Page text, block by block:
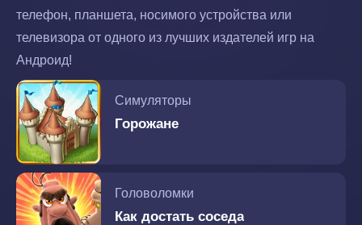
телефон, планшета, носимого устройства или
телевизора от одного из лучших издателей игр на
Андроид!
Симуляторы
Горожане
Головоломки
Как достать соседа